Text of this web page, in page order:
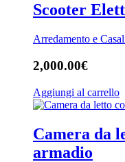
Scooter
Arredamento e
2,000.00€
Aggiungi al carrello
Camera da
armadio